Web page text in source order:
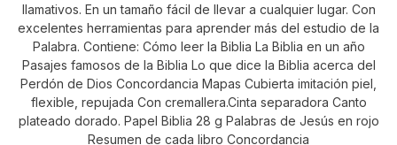
llamativos. En un tamaño fácil de llevar a cualquier lugar. Con
excelentes herramientas para aprender más del estudio de la
Palabra. Contiene: Cómo leer la Biblia La Biblia en un año
Pasajes famosos de la Biblia Lo que dice la Biblia acerca del
Perdón de Dios Concordancia Mapas Cubierta imitación piel,
flexible, repujada Con cremallera.Cinta separadora Canto
plateado dorado. Papel Biblia 28 g Palabras de Jesús en rojo
Resumen de cada libro Concordancia